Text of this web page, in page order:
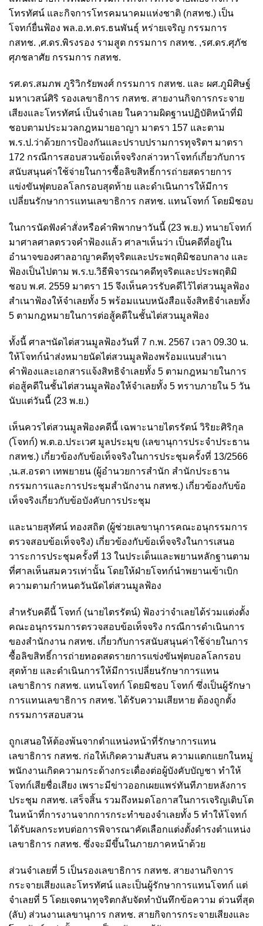
โทรทัศน์ และกิจการโทรคมนาคมแห่งชาติ (กสทช.) เป็น
โจทก์ยื่นฟ้อง พล.อ.ท.ดร.ธนพันธุ์ หร่ายเจริญ กรรมการ
กสทช. ,ศ.ดร.พิรงรอง รามสูต กรรมการ กสทช. ,รศ.ดร.ศุภัช
ศุภชลาศัย กรรมการ กสทช.
รศ.ดร.สมภพ ภูริวิกรัยพงศ์ กรรมการ กสทช. และ ผศ.ภูมิศิษฐ์
มหาเวสน์ศิริ รองเลขาธิการ กสทช. สายงานกิจการกระจาย
เสียงและโทรทัศน์ เป็นจำเลย ในความผิดฐานปฏิบัติหน้าที่มิ
ชอบตามประมวลกฎหมายอาญา มาตรา 157 และตาม
พ.ร.ป.ว่าด้วยการป้องกันและปราบปรามการทุจริตฯ มาตรา
172 กรณีการสอบสวนข้อเท็จจริงกล่าวหาโจทก์เกี่ยวกับการ
สนับสนุนค่าใช้จ่ายในการซื้อลิขสิทธิ์การถ่ายสดรายการ
แข่งขันฟุตบอลโลกรอบสุดท้าย และดำเนินการให้มีการ
เปลี่ยนรักษาการแทนเลขาธิการ กสทช. แทนโจทก์ โดยมิชอบ
ในการนัดฟังคำสั่งหรือคำพิพากษาวันนี้ (23 พ.ย.) ทนายโจทก์
มาศาลศาลตรวจคำฟ้องแล้ว ศาลฯเห็นว่า เป็นคดีที่อยู่ใน
อำนาจของศาลอาญาคดีทุจริตและประพฤติมิชอบกลาง และ
ฟ้องเป็นไปตาม พ.ร.บ.วิธีพิจารณาคดีทุจริตและประพฤติมิ
ชอบ พ.ศ. 2559 มาตรา 15 จึงเห็นควรรับคดีไว้ไต่สวนมูลฟ้อง
สำเนาฟ้องให้จำเลยทั้ง 5 พร้อมแนบหนังสือแจ้งสิทธิจำเลยทั้ง
5 ตามกฎหมายในการต่อสู้คดีในชั้นไต่สวนมูลฟ้อง
ทั้งนี้ ศาลฯนัดไต่สวนมูลฟ้องวันที่ 7 ก.พ. 2567 เวลา 09.30 น.
ให้โจทก์นำส่งหมายนัดไต่สวนมูลฟ้องพร้อมแนบสำเนา
คำฟ้องและเอกสารแจ้งสิทธิจำเลยทั้ง 5 ตามกฎหมายในการ
ต่อสู้คดีในชั้นไต่สวนมูลฟ้องให้จำเลยทั้ง 5 ทราบภายใน 5 วัน
นับแต่วันนี้ (23 พ.ย.)
เห็นควรไต่สวนมูลฟ้องคดีนี้ เฉพาะนายไตรรัตน์ วิริยะศิริกุล
(โจทก์) พ.ต.อ.ประเวศ มูลประมุข (เลขานุการประจำประธาน
กสทช.) เกี่ยวข้องกับข้อเท็จจริงในการประชุมครั้งที่ 13/2566
,น.ส.อรดา เทพยายน (ผู้อำนวยการสำนัก สำนักประธาน
กรรมการและการประชุมสำนักงาน กสทช.) เกี่ยวข้องกับข้อ
เท็จจริงเกี่ยวกับข้อบังคับการประชุม
และนายสุทัศน์ ทองสถิต (ผู้ช่วยเลขานุการคณะอนุกรรมการ
ตรวจสอบข้อเท็จจริง) เกี่ยวข้องกับข้อเท็จจริงในการเสนอ
วาระการประชุมครั้งที่ 13 ในประเด็นและพยานหลักฐานตาม
ที่ศาลเห็นสมควรเท่านั้น โดยให้ฝ่ายโจทก์นำพยานเข้าเบิก
ความตามกำหนดวันนัดไต่สวนมูลฟ้อง
สำหรับคดีนี้ โจทก์ (นายไตรรัตน์) ฟ้องว่าจำเลยได้ร่วมแต่งตั้ง
คณะอนุกรรมการตรวจสอบข้อเท็จจริง กรณีการดำเนินการ
ของสำนักงาน กสทช. เกี่ยวกับการสนับสนุนค่าใช้จ่ายในการ
ซื้อลิขสิทธิ์การถ่ายทอดสดรายการแข่งขันฟุตบอลโลกรอบ
สุดท้าย และดำเนินการให้มีการเปลี่ยนรักษาการแทน
เลขาธิการ กสทช. แทนโจทก์ โดยมิชอบ โจทก์ ซึ่งเป็นผู้รักษา
การแทนเลขาธิการ กสทช. ได้รับความเสียหาย ต้องถูกตั้ง
กรรมการสอบสวน
ถูกเสนอให้ต้องพ้นจากตำแหน่งหน้าที่รักษาการแทน
เลขาธิการ กสทช. ก่อให้เกิดความสับสน ความแตกแยกในหมู่
พนักงานเกิดความกระด้างกระเดื่องต่อผู้บังคับบัญชา ทำให้
โจทก์เสียชื่อเสียง เพราะมีข่าวออกเผยแพร่ทันทีภายหลังการ
ประชุม กสทช. เสร็จสิ้น รวมถึงหมดโอกาสในการเจริญเติบโต
ในหน้าที่การงานจากการกระทำของจำเลยทั้ง 5 ทำให้โจทก์
ได้รับผลกระทบต่อการพิจารณาคัดเลือกแต่งตั้งดำรงตำแหน่ง
เลขาธิการ กสทช. ซึ่งจะมีขึ้นในภายภาคหน้าด้วย
ส่วนจำเลยที่ 5 เป็นรองเลขาธิการ กสทช. สายงานกิจการ
กระจายเสียงและโทรทัศน์ และเป็นผู้รักษาการแทนโจทก์ แต่
จำเลยที่ 5 โดยเจตนาทุจริตกลับจัดทำบันทึกข้อความ ด่วนที่สุด
(ลับ) ส่วนงานเลขานุการ กสทช. สายกิจการกระจายเสียงและ